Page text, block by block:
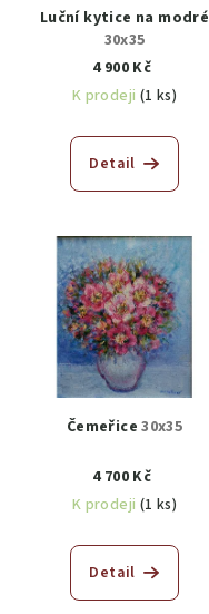
Luční kytice na modré
30x35
4 900 Kč
K prodeji (1 ks)
Detail
Čemeřice30x35
4 700 Kč
K prodeji (1 ks)
Detail